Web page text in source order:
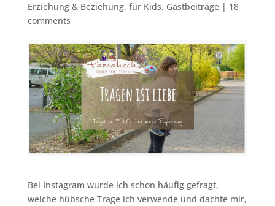
Erziehung & Beziehung, für Kids, Gastbeiträge| 18
comments
Bei Instagram wurde ich schon häufig gefragt,
welche hübsche Trage ich verwende und dachte mir,